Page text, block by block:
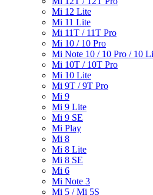
Mi 12 Lite
Mi 11 Lite
Mi 11T / 11T Pro
Mi 10 / 10 Pro
Mi Note 10 / 10 Pro / 10
Mi 10T / 10T Pro
Mi 10 Lite
Mi 9T / 9T Pro
Mi 9
Mi 9 Lite
Mi 9 SE
Mi Play
Mi 8
Mi 8 Lite
Mi 8 SE
Mi 6
Mi Note 3
Mi 5 / Mi 5S